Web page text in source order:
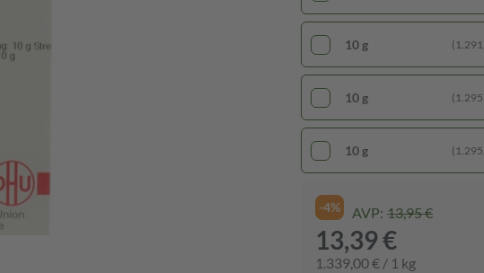
10 g
10 g
10 g
-4% AVP: 13,95 €
13,39 €
1.339,00 € / 1 kg